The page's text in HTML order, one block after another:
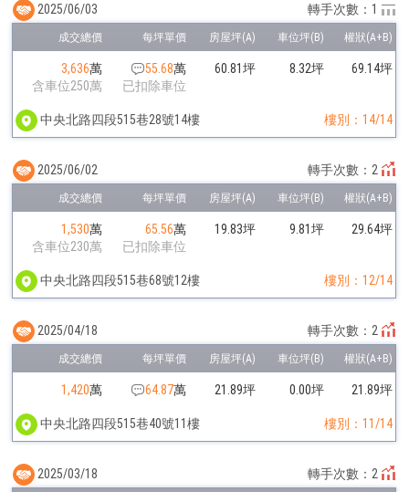
3,636萬
含車位250萬
55.68萬
已扣除車位
60.81坪 8.32坪 69.14坪
中央北路四段515巷28號14樓 樓別：14/14
2025/06/03 轉手次數：1
1,530萬
含車位230萬
65.56萬
已扣除車位
19.83坪 9.81坪 29.64坪
中央北路四段515巷68號12樓 樓別：12/14
2025/06/02 轉手次數：2
1,420萬 64.87萬 21.89坪 0.00坪 21.89坪
中央北路四段515巷40號11樓 樓別：11/14
2025/04/18 轉手次數：2
2025/03/18 轉手次數：2